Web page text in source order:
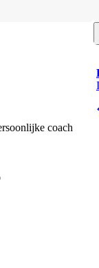
coach